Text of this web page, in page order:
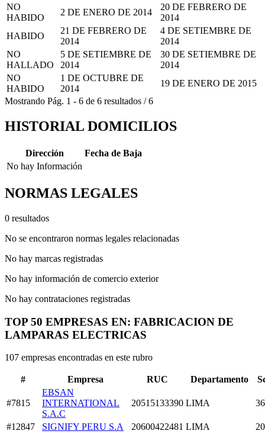
NO
HABIDO
2 DE ENERO DE 2014
20 DE FEBRERO DE
2014
HABIDO
21 DE FEBRERO DE
2014
4 DE SETIEMBRE DE
2014
NO
HALLADO
5 DE SETIEMBRE DE
2014
30 DE SETIEMBRE DE
2014
NO
HABIDO
1 DE OCTUBRE DE
2014
19 DE ENERO DE 2015
Mostrando Pág. 1 - 6 de 6 resultados /6
HISTORIAL DOMICILIOS
Dirección
Fecha de Baja
No hay Información
NORMAS LEGALES
0 resultados
No se encontraron normas legales relacionadas
No hay marcas registradas
No hay información de comercio exterior
No hay contrataciones registradas
TOP 50 EMPRESAS EN: FABRICACION DE
LAMPARAS ELECTRICAS
107 empresas encontradas en este rubro
# Empresa RUC Departamento
#7815
EBSAN
INTERNATIONAL
S.A.C
20515133390 LIMA
#12847 SIGNIFY PERU S.A 20600422481 LIMA